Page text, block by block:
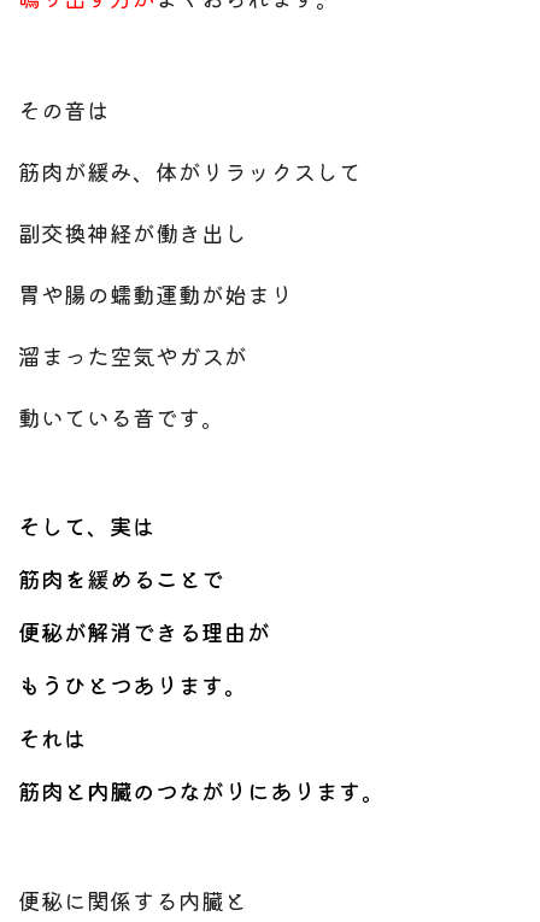
その音は
筋肉が緩み、体がリラックスして
副交換神経が働き出し
胃や腸の蠕動運動が始まり
溜まった空気やガスが
動いている音です。
そして、実は
筋肉を緩めることで
便秘が解消できる理由が
もうひとつあります。
それは
筋肉と内臓のつながりにあります。
便秘に関係する内臓と